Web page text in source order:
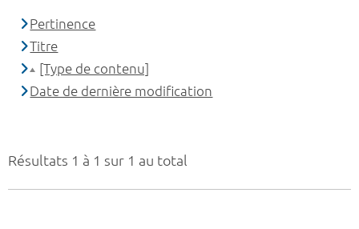
Résultats 1 à 1 sur 1 au total
Pertinence
Titre
[Type de contenu]
Date de dernière modification